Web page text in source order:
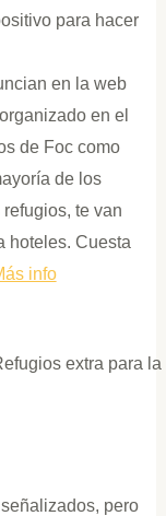
para hacer
en la web
en el
de Foc como
de los
te van
hoteles. Cuesta
info
extra para
pero